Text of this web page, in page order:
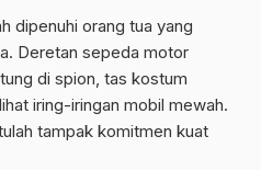
dipenuhi orang tua yang
Deretan sepeda motor
di spion, tas kostum
iring-iringan mobil mewah.
tampak komitmen kuat